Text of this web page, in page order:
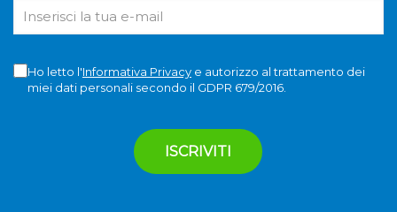
Ho letto l'Informativa Privacye autorizzo al trattamento dei
miei dati personali secondo il GDPR 679/2016.